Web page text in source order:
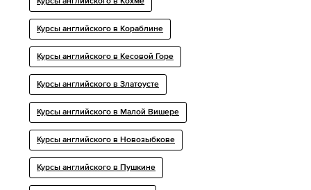
Курсы английского в Кохме
Курсы английского в Кораблине
Курсы английского в Кесовой Горе
Курсы английского в Златоусте
Курсы английского в Малой Вишере
Курсы английского в Новозыбкове
Курсы английского в Пушкине